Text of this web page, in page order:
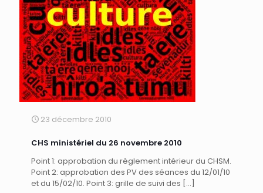
23 décembre 2010
CHS ministériel du 26 novembre 2010
Point 1: approbation du règlement intérieur du CHSM.
Point 2: approbation des PV des séances du 12/01/10
et du 15/02/10. Point 3: grille de suivi des […]